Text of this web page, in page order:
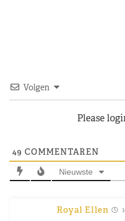
Volgen
Please
49 COMMENTAREN
Nieuwste
Royal Ellen